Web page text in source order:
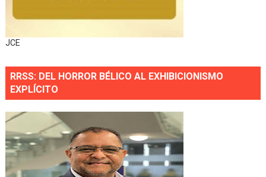
JCE
RRSS: DEL HORROR BÉLICO AL EXHIBICIONISMO
EXPLÍCITO